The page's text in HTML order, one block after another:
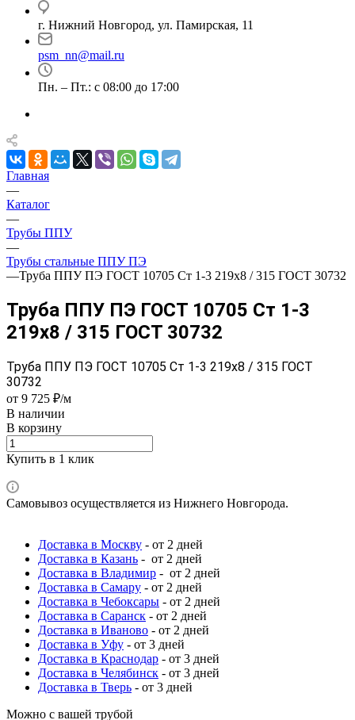
г. Нижний Новгород, ул. Памирская, 11
psm_nn@mail.ru
Пн. – Пт.: с 08:00 до 17:00
Главная
—
Каталог
—
Трубы ППУ
—
Трубы стальные ППУ ПЭ
—Труба ППУ ПЭ ГОСТ 10705 Ст 1-3 219x8 / 315 ГОСТ 30732
Труба ППУ ПЭ ГОСТ 10705 Ст 1-3
219x8 / 315 ГОСТ 30732
Труба ППУ ПЭ ГОСТ 10705 Ст 1-3 219x8 / 315 ГОСТ
30732
от 9 725 ₽/м
В наличии
В корзину
Купить в 1 клик
Самовывоз осуществляется из Нижнего Новгорода.
Доставка в Москву - от 2 дней
Доставка в Казань - от 2 дней
Доставка в Владимир - от 2 дней
Доставка в Самару - от 2 дней
Доставка в Чебоксары - от 2 дней
Доставка в Саранск - от 2 дней
Доставка в Иваново - от 2 дней
Доставка в Уфу - от 3 дней
Доставка в Краснодар - от 3 дней
Доставка в Челябинск - от 3 дней
Доставка в Тверь - от 3 дней
Можно с вашей трубой